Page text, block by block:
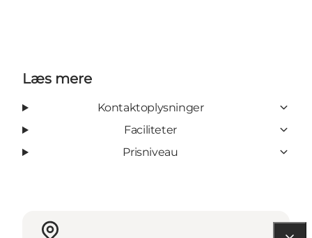
Læs mere
Kontaktoplysninger
Faciliteter
Prisniveau